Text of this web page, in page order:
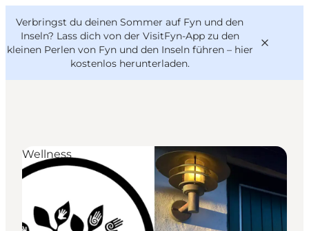
Verbringst du deinen Sommer auf Fyn und den
Inseln? Lass dich von der VisitFyn-App zu den
kleinen Perlen von Fyn und den Inseln führen – hier
kostenlos herunterladen.
Reise Ideen
Outdoor & bike
Essen & trinken
Übernachtung
VisitFyn
Deutsch
Wellness